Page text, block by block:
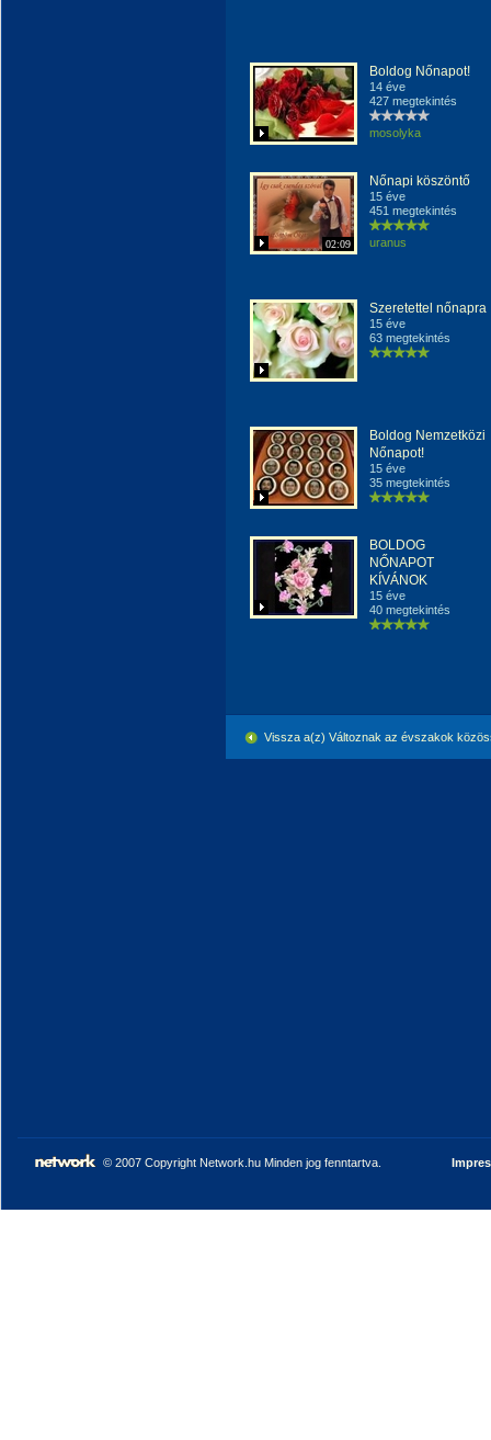
Boldog Nőnapot!
14 éve
427 megtekintés
mosolyka
02:09
Nőnapi köszöntő
15 éve
451 megtekintés
uranus
Szeretettel nőnapra
15 éve
63 megtekintés
Boldog Nemzetközi
Nőnapot!
15 éve
35 megtekintés
BOLDOG
NŐNAPOT
KÍVÁNOK
15 éve
40 megtekintés
Vissza a(z) Változnak az évszakok
© 2007 Copyright Network.hu Minden jog fenntartva.